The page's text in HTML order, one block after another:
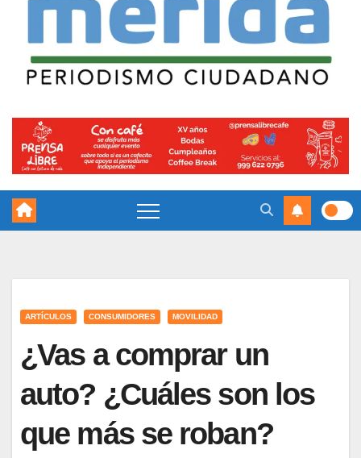
ARTÍCULOS CONSUMIDORES MOVILIDAD
¿Vas a comprar un
auto? ¿Cuáles son los
que más se roban?